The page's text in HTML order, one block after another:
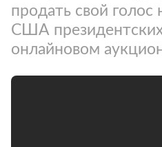
продать свой
США
онлайновом